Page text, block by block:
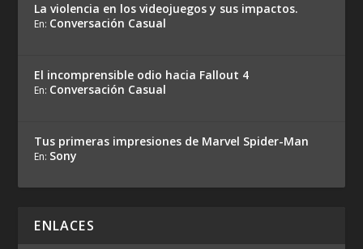
La violencia en los videojuegos y sus impactos.
En: Conversación Casual
El incomprensible odio hacia Fallout 4
En: Conversación Casual
Tus primeras impresiones de Marvel Spider-Man
En: Sony
ENLACES